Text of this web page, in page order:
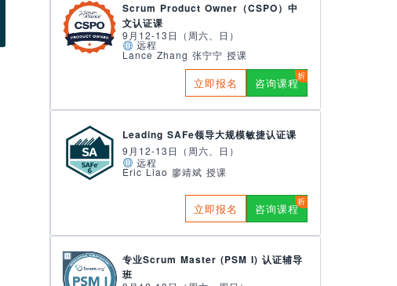
Scrum Product Owner（CSPO）中
文认证课
9月12-13日（周六、日）
远程
Lance Zhang 张宁宁 授课
立即报名 咨询课程
Leading SAFe领导大规模敏捷认证课
9月12-13日（周六、日）
远程
Eric Liao 廖靖斌 授课
立即报名 咨询课程
专业Scrum Master (PSM I) 认证辅导
班